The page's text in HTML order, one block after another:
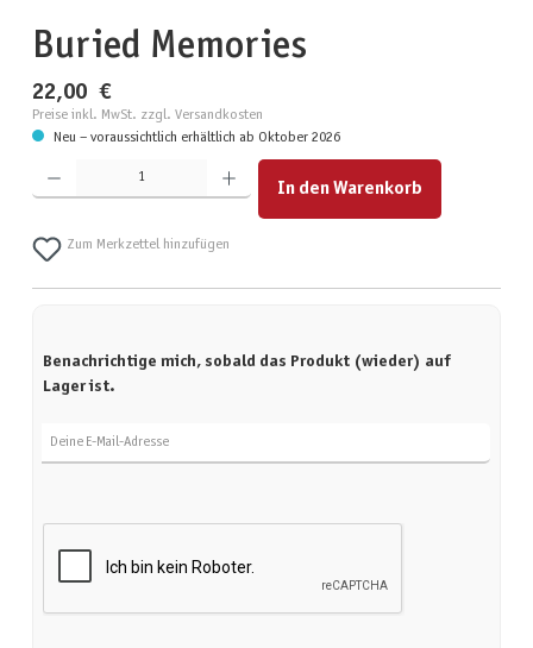
Buried Memories
22,00 €
Preise inkl. MwSt. zzgl. Versandkosten
Neu – voraussichtlich erhältlich ab Oktober 2026
Produkt Anzahl: Gib den gewünschten Wert ein oder benutze die Schaltflächen um die Anzahl zu
In den Warenkorb
Zum Merkzettel hinzufügen
Benachrichtige mich, sobald das Produkt (wieder) auf
Lager ist.